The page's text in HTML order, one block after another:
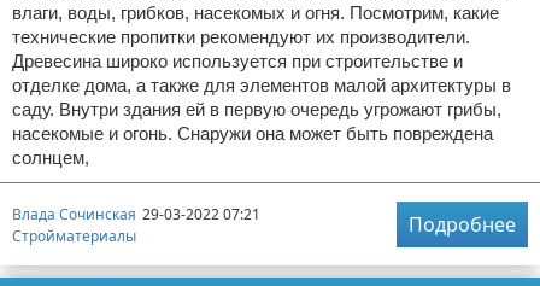
влаги, воды, грибков, насекомых и огня. Посмотрим, какие
технические пропитки рекомендуют их производители.
Древесина широко используется при строительстве и
отделке дома, а также для элементов малой архитектуры в
саду. Внутри здания ей в первую очередь угрожают грибы,
насекомые и огонь. Снаружи она может быть повреждена
солнцем,
Влада Сочинская 29-03-2022 07:21
Стройматериалы
Подробнее